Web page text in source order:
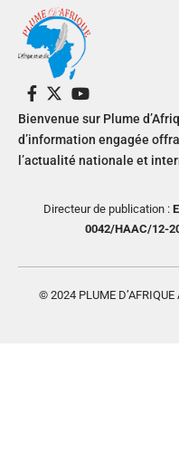
Bienvenue sur Plume
d’information engagée
l’actualité nationale et
Directeur de publication :
0042/HAAC/12-
© 2024 PLUME